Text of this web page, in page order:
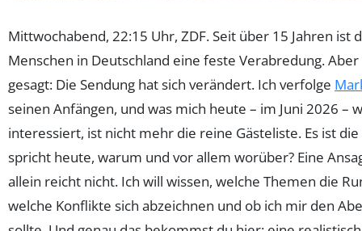
Mittwochabend, 22:15 Uhr, ZDF. Seit über 15 Jahren ist
Menschen in Deutschland eine feste Verabredung.
gesagt: Die Sendung hat sich verändert. Ich verfolge
seinen Anfängen, und was mich heute – im Juni 2026 –
interessiert, ist nicht mehr die reine Gästeliste. Es ist die
spricht heute, warum und vor allem worüber? Eine
allein reicht nicht. Ich will wissen, welche Themen die
welche Konflikte sich abzeichnen und ob ich mir den